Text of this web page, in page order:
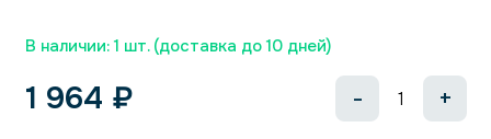
В наличии: 1 шт. (доставка до 10 дней)
1 964 ₽ - +